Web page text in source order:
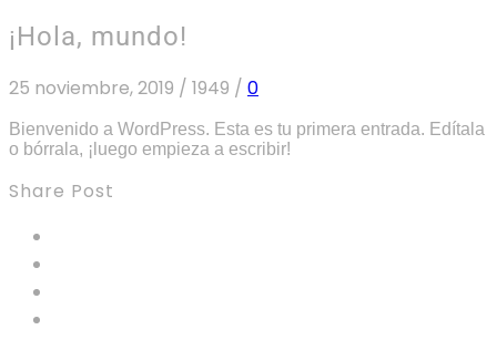
¡Hola, mundo!
25 noviembre, 2019 / 1949 / 0
Bienvenido a WordPress. Esta es tu primera entrada. Edítala
o bórrala, ¡luego empieza a escribir!
Share Post